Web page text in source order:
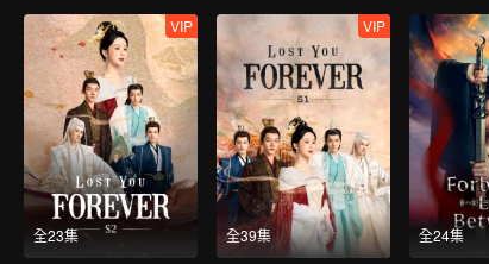
全23集
VIP
全39集
VIP
全24集